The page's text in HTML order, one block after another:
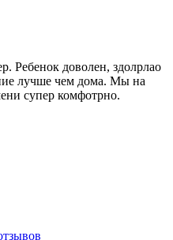
Ребенок доволен, здолрлао
лучше чем дома. Мы на
супер комфотрно.